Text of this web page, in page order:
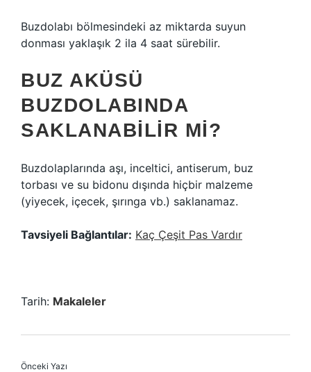
Buzdolabı bölmesindeki az miktarda suyun
donması yaklaşık 2 ila 4 saat sürebilir.
BUZ AKÜSÜ
BUZDOLABINDA
SAKLANABILIR MI?
Buzdolaplarında aşı, inceltici, antiserum, buz
torbası ve su bidonu dışında hiçbir malzeme
(yiyecek, içecek, şırınga vb.) saklanamaz.
Tavsiyeli Bağlantılar: Kaç Çeşit Pas Vardır
Tarih: Makaleler
Önceki Yazı